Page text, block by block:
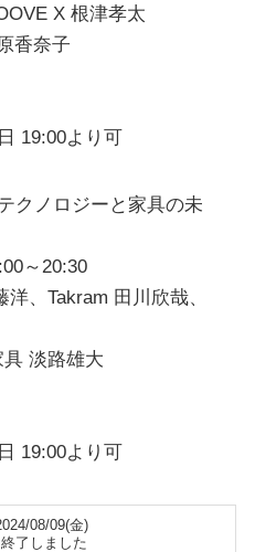
X 根津孝太
香奈子
19:00より可
クノロジーと家具の未
～20:30
、Takram 田川欣哉、
淡路雄大
19:00より可
08/09(金)
了しました